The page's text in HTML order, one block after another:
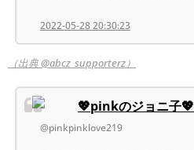
2022-05-28 20:30:23
（出典 @abcz_supporterz）
💖pinkのジョニ子💖
@pinkpinklove219